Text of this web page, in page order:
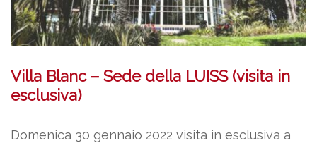
Villa Blanc – Sede della LUISS (visita in
esclusiva)
Domenica 30 gennaio 2022 visita in esclusiva a